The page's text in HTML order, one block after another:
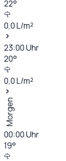
22°
0,0L/m²
23:00Uhr
20°
0,0L/m²
Morgen
00:00Uhr
19°